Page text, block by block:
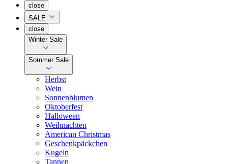
close
SALE
close
Winter Sale
Sommer Sale
Herbst
Wein
Sonnenblumen
Oktoberfest
Halloween
Weihnachten
American Christmas
Geschenkpäckchen
Kugeln
Tannen